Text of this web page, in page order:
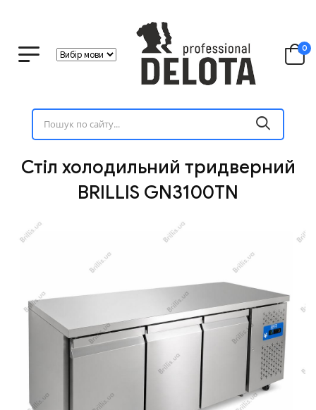
0
Стіл холодильний тридверний
BRILLIS GN3100TN